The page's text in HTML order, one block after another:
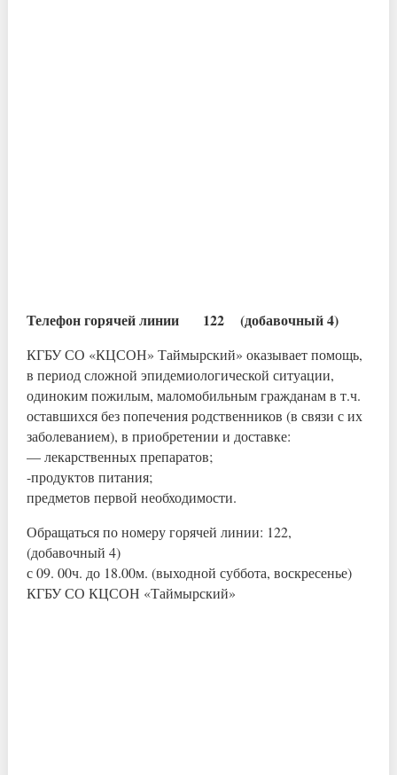
Телефон горячей линии 122 (добавочный 4)
КГБУ СО «КЦСОН» Таймырский» оказывает помощь,
в период сложной эпидемиологической ситуации,
одиноким пожилым, маломобильным гражданам в т.ч.
оставшихся без попечения родственников (в связи с их
заболеванием), в приобретении и доставке:
— лекарственных препаратов;
-продуктов питания;
предметов первой необходимости.
Обращаться по номеру горячей линии: 122,
(добавочный 4)
с 09. 00ч. до 18.00м. (выходной суббота, воскресенье)
КГБУ СО КЦСОН «Таймырский»